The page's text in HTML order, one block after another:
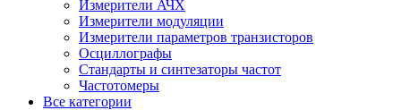
Измерители АЧХ
Измерители модуляции
Измерители параметров транзисторов
Осциллографы
Стандарты и синтезаторы частот
Частотомеры
Все категории